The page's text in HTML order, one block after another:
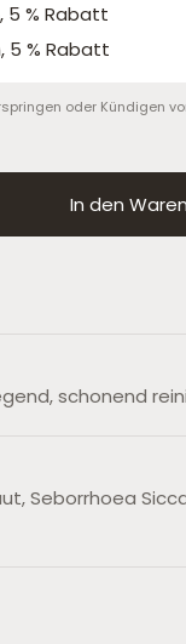
5 % Rabatt
5 % Rabatt
oder Kündigen
In den
schonend
Seborrhoea